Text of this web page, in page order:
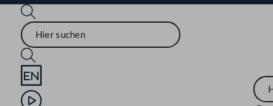
Sprache English
Mediathek